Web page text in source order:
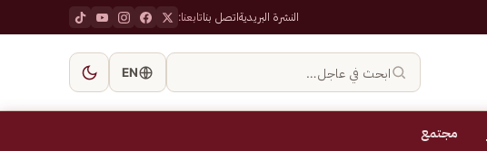
النشرة البريديةاتصل بناتابعنا:
ابحث في عاجل… EN
مجتمع